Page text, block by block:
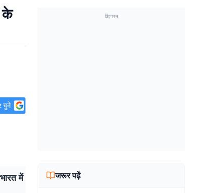
के
में
विज्ञापन
जरूर पढ़ें